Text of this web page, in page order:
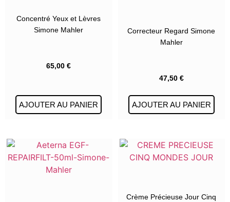
Concentré Yeux et Lèvres
Simone Mahler
65,00€
AJOUTER AU PANIER
Correcteur Regard Simone
Mahler
47,50 €
AJOUTER AU PANIER
Crème Précieuse Jour Cinq